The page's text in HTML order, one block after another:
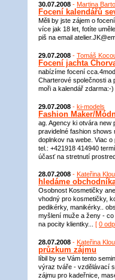
30.07.2008 - Martina
Focení kalendářů
Měli by jste zájem o
více jak 18 let, fotíte
piš na email
29.07.2008 - Tomáš
Focení jachta
nabízíme focení
Charterové společnosti a
moři a kalendář zdarma:-)
29.07.2008 - ki-models
Fashion Maker/
ag. Agency ki otvára new
pravidelné fashion shows
doplnkov na webe. Viac
tel.: +421918 414940
účasť na stretnutí
28.07.2008 - Kateřina
hledáme
Osobnost Kosmetičky
vhodný pro kosmetičky,
pedikérky, manikérky..
myšlení muže a ženy -
na pocity klientky... [ 0
28.07.2008 - Kateřina
průzkum zájmu
líbil by se Vám tento
výraz tváře - vzdělávací
zájmu pro kadeřnice,